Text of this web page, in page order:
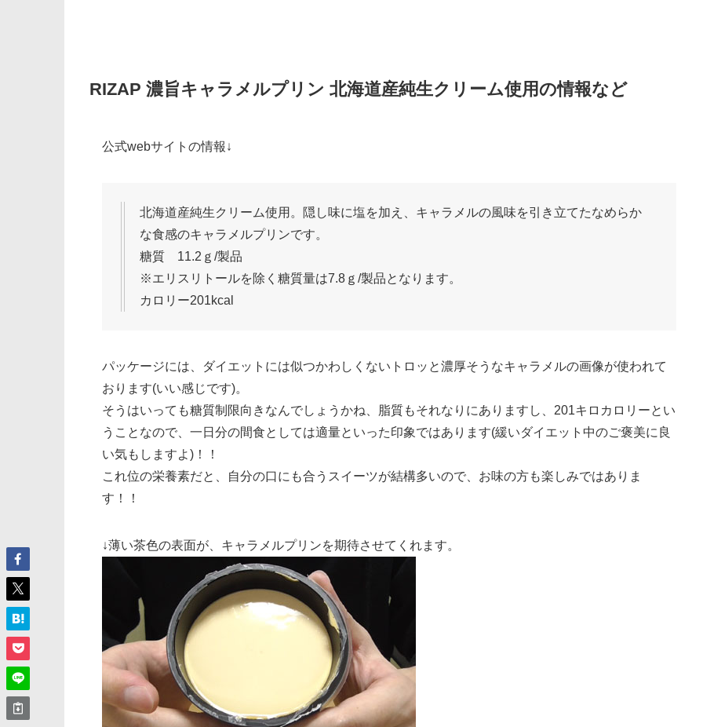
RIZAP 濃旨キャラメルプリン 北海道産純生クリーム使用の情報など
公式webサイトの情報↓
北海道産純生クリーム使用。隠し味に塩を加え、キャラメルの風味を引き立てたなめらか
な食感のキャラメルプリンです。
糖質 11.2ｇ/製品
※エリスリトールを除く糖質量は7.8ｇ/製品となります。
カロリー201kcal
パッケージには、ダイエットには似つかわしくないトロッと濃厚そうなキャラメルの画像が使われて
おります(いい感じです)。
そうはいっても糖質制限向きなんでしょうかね、脂質もそれなりにありますし、201キロカロリーとい
うことなので、一日分の間食としては適量といった印象ではあります(緩いダイエット中のご褒美に良
い気もしますよ)！！
これ位の栄養素だと、自分の口にも合うスイーツが結構多いので、お味の方も楽しみではありま
す！！
↓薄い茶色の表面が、キャラメルプリンを期待させてくれます。